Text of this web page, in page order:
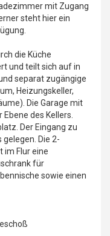
mit Zugang
steht hier ein
die Küche
und teilt sich auf in
separat zugängige
Heizungskeller,
Die Garage mit
des Kellers.
Der Eingang zu
Die 2-
im Flur eine
für
sowie einen